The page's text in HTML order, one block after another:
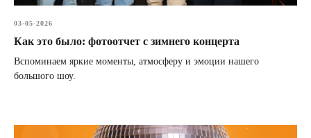
03-05-2026
Как это было: фотоотчет с зимнего концерта
Вспоминаем яркие моменты, атмосферу и эмоции нашего
большого шоу.